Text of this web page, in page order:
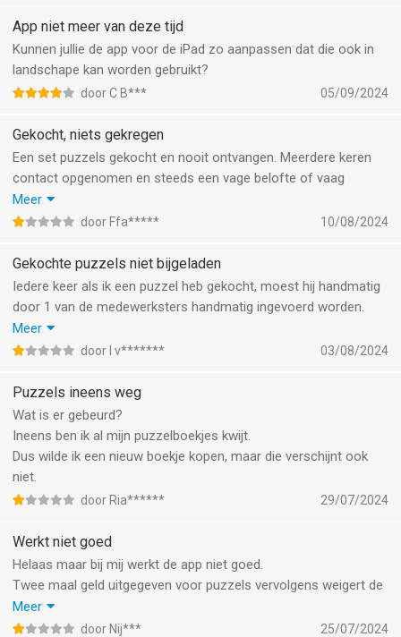
App niet meer van deze tijd
Kunnen jullie de app voor de iPad zo aanpassen dat die ook in
landschape kan worden gebruikt?
door C B*** 05/09/2024
Gekocht, niets gekregen
Een set puzzels gekocht en nooit ontvangen. Meerdere keren
contact opgenomen en steeds een vage belofte of vaag
antwoord. Product nooit ontvangen, terwijl ik wel betaald heb.
Gaat niet om het kleine bedrag wat ik kwijt ben, maar om het
Meer
door Ffa***** 10/08/2024
Gekochte puzzels niet bijgeladen
Iedere keer als ik een puzzel heb gekocht, moest hij handmatig
door 1 van de medewerksters handmatig ingevoerd worden.
Schijnt nu nieuwere versie te zijn waarbij mijn klacht opgelost
moet zijn, durf het bijna niet meer aan om puzzel te kopen bang
en zal dan hopelijk een positievere recensie schrijven, service is
goed men hielp mij iedere keer, daarvoor chapeau voor
medewerkster Sharon
Meer
door I v******* 03/08/2024
Puzzels ineens weg
Wat is er gebeurd?
Ineens ben ik al mijn puzzelboekjes kwijt.
Dus wilde ik een nieuw boekje kopen, maar die verschijnt ook
niet.
door Ria****** 29/07/2024
Werkt niet goed
Helaas maar bij mij werkt de app niet goed.
Twee maal geld uitgegeven voor puzzels vervolgens weigert de
app dus opnieuw opstarten en nergens de aankopen meer terug
te vinden.
Meer
door Nij*** 25/07/2024